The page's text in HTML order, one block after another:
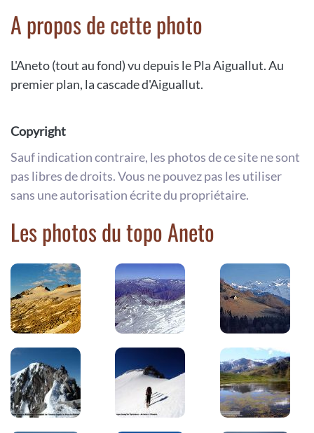
A propos de cette photo
L'Aneto (tout au fond) vu depuis le Pla Aiguallut. Au
premier plan, la cascade d'Aiguallut.
Copyright
Sauf indication contraire, les photos de ce site ne sont
pas libres de droits. Vous ne pouvez pas les utiliser
sans une autorisation écrite du propriétaire.
Les photos du topo Aneto